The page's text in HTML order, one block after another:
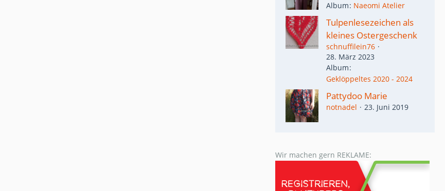
Album Naeomi Atelier
Tulpenlesezeichen als
kleines Ostergeschenk
schnuffilein76
28. März 2023
Album
Geklöppeltes 2020 - 2024
Pattydoo Marie
notnadel 23. Juni 2019
Wir machen gern REKLAME: